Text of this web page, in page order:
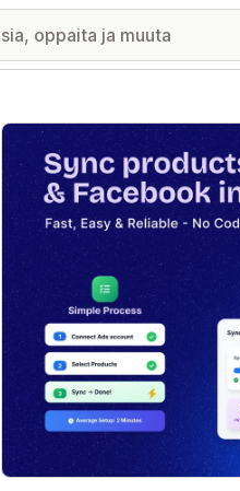
Esittelykuvagalleria